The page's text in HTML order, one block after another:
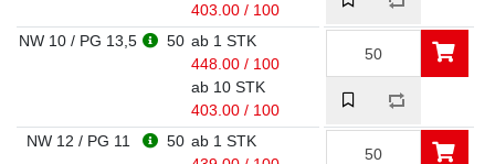
403.00 / 100
NW 10 / PG 13,5
50 ab 1 STK
448.00 / 100
ab 10 STK
403.00 / 100
NW 12 / PG 11
50 ab 1 STK